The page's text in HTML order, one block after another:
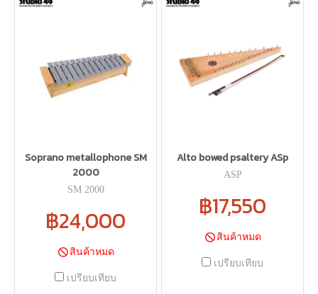
Soprano metallophone SM
2000
SM 2000
฿24,000
สินค้าหมด
เปรียบเทียบ
Alto bowed psaltery ASp
ASP
฿17,550
สินค้าหมด
เปรียบเทียบ